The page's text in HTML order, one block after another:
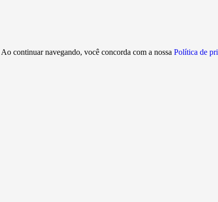
continuar navegando, você concorda com a nossa Política de